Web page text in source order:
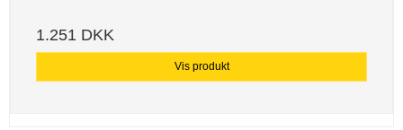
1.251 DKK
Vis produkt